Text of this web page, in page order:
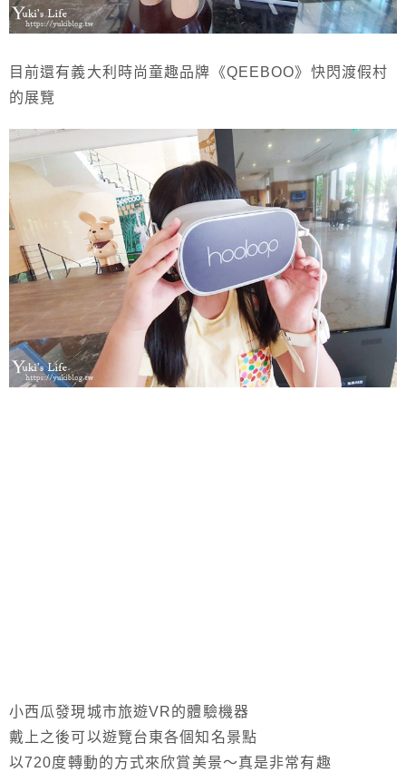
目前還有義大利時尚童趣品牌《QEEBOO》快閃渡假村
的展覽
小西瓜發現城市旅遊VR的體驗機器
戴上之後可以遊覽台東各個知名景點
以720度轉動的方式來欣賞美景～真是非常有趣